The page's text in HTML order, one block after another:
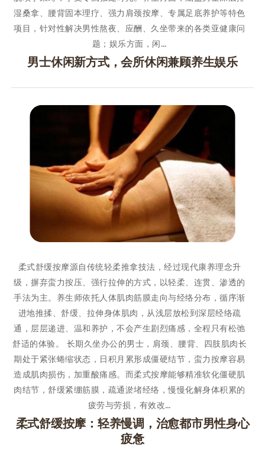
湿桑拿、腰背固本理疗、强力肩颈按摩、专属足底养护等特色
项目，针对性解决男性熬夜、应酬、久坐带来的各类亚健康问
题；娱乐方面，闲…
男士休闲新方式，会所休闲兼顾养生娱乐
柔式舒缓按摩源自传统轻柔推拿技法，经过现代康养理念升
级，摒弃蛮力按压、强行拉伸的方式，以轻柔、连贯、渗透的
手法为主。养生师依托人体肌肉筋膜走向与经络分布，循序渐
进地推揉、舒缓、拉伸身体肌肉，从浅层放松到深层经络疏
通，层层递进、温和养护，不会产生剧烈痛感，全程只有松弛
舒适的体验。 长期久坐办公的男士，肩颈、腰背、四肢肌肉长
期处于紧张蜷缩状态，日积月累形成僵硬结节，蛮力按摩容易
造成肌肉损伤，加重酸痛感。而柔式按摩能够精准软化僵硬肌
肉结节，舒缓紧绷筋膜，疏通淤堵经络，慢慢化解身体积累的
疲劳与劳损，有效改…
柔式舒缓按摩：轻养慢调，治愈都市男性身心
疲惫